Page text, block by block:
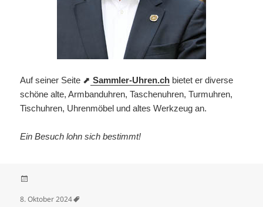
Auf seiner Seite ⬈ Sammler-Uhren.ch bietet er diverse
schöne alte, Armbanduhren, Taschenuhren, Turmuhren,
Tischuhren, Uhrenmöbel und altes Werkzeug an.
Ein Besuch lohn sich bestimmt!
8. Oktober 2024